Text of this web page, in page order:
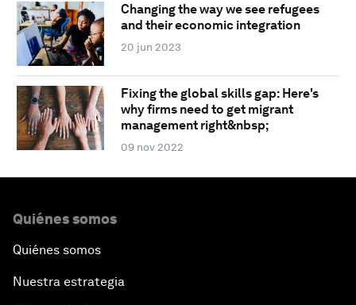
Changing the way we see refugees
and their economic integration
20 jun 2023
Fixing the global skills gap: Here's
why firms need to get migrant
management right&nbsp;
09 nov 2022
Quiénes somos
Quiénes somos
Nuestra estrategia